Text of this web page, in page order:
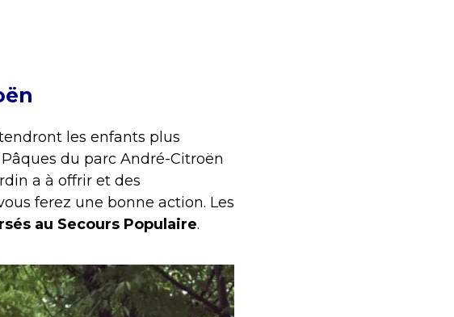
les enfants plus
du parc André-Citroën
a à offrir et des
ferez une bonne action. Les
au Secours Populaire.